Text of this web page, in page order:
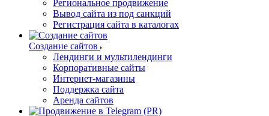
Региональное продвижение
Вывод сайта из под санкций
Регистрация сайта в каталогах
Создание сайтов
Лендинги и мультилендинги
Корпоративные сайты
Интернет-магазины
Поддержка сайта
Аренда сайтов